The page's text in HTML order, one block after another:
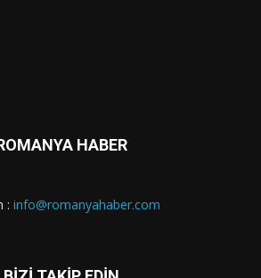
HABER
: info@romanyahaber.com